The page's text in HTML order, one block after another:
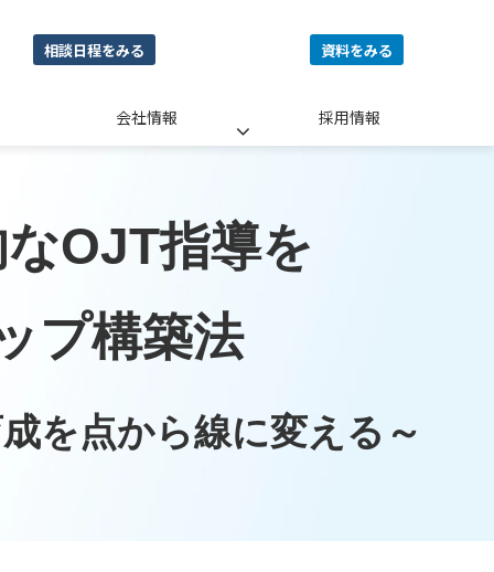
相談日程をみる 資料をみる
会社情報 採用情報
OJT指導を
プ構築法
を点から線に変える～